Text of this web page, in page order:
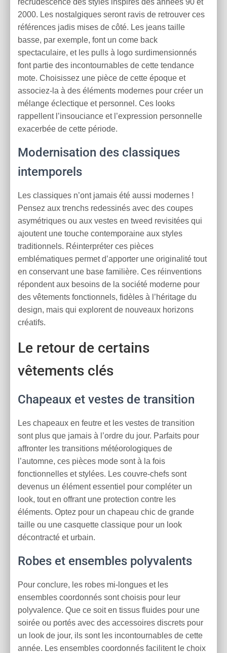
recrudescence des styles inspirés des années 90 et
2000. Les nostalgiques seront ravis de retrouver ces
références jadis mises de côté. Les jeans taille
basse, par exemple, font un come back
spectaculaire, et les pulls à logo surdimensionnés
font partie des incontournables de cette tendance
mote. Choisissez une pièce de cette époque et
associez-la à des éléments modernes pour créer un
mélange éclectique et personnel. Ces looks
rappellent l’insouciance et l’expression personnelle
exacerbée de cette période.
Modernisation des classiques
intemporels
Les classiques n’ont jamais été aussi modernes !
Pensez aux trenchs redessinés avec des coupes
asymétriques ou aux vestes en tweed revisitées qui
ajoutent une touche contemporaine aux styles
traditionnels. Réinterpréter ces pièces
emblématiques permet d’apporter une originalité tout
en conservant une base familière. Ces réinventions
répondent aux besoins de la société moderne pour
des vêtements fonctionnels, fidèles à l’héritage du
design, mais qui explorent de nouveaux horizons
créatifs.
Le retour de certains
vêtements clés
Chapeaux et vestes de transition
Les chapeaux en feutre et les vestes de transition
sont plus que jamais à l’ordre du jour. Parfaits pour
affronter les transitions météorologiques de
l’automne, ces pièces mode sont à la fois
fonctionnelles et stylées. Les couvre-chefs sont
devenus un élément essentiel pour compléter un
look, tout en offrant une protection contre les
éléments. Optez pour un chapeau chic de grande
taille ou une casquette classique pour un look
décontracté et urbain.
Robes et ensembles polyvalents
Pour conclure, les robes mi-longues et les
ensembles coordonnés sont choisis pour leur
polyvalence. Que ce soit en tissus fluides pour une
soirée ou portés avec des accessoires discrets pour
un look de jour, ils sont les incontournables de cette
année. Les ensembles coordonnés facilitent le choix